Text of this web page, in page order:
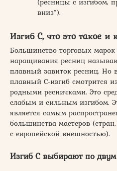
вниз”).
Изгиб С, что это такое и
Большинство торговых марок
наращивания ресниц
плавный завиток ресниц. Но
плавный С-изгиб смотрится
родными ресничками. Это
слабым и сильным изгибом.
является самым
большинства мастеров
с европейской внешностью).
Изгиб C выбирают по